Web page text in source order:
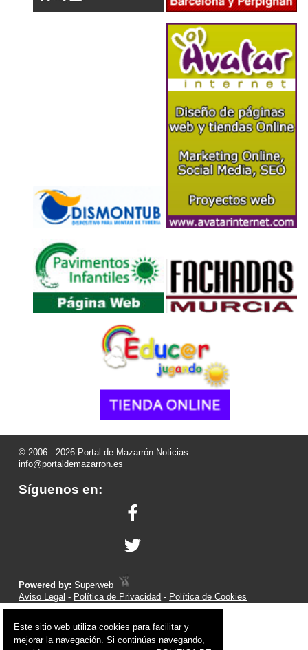
© 2006 - 2026 Portal de Mazarrón Noticias
info@portaldemazarron.es
Síguenos en:
Powered by:Superweb
Aviso Legal - Política de Privacidad - Política de Cookies
Este sitio web utiliza cookies para facilitar y
mejorar la navegación. Si continúas navegando,